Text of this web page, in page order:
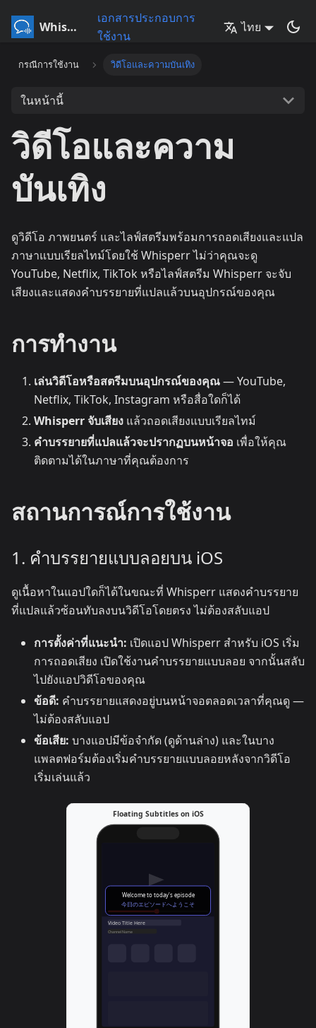
Whisperr
เอกสารประกอบการ
ใช้งาน
ไทย
กรณีการใช้งาน วิดีโอและความบันเทิง
ในหน้านี้
วิดีโอและความ
บันเทิง
ดูวิดีโอ ภาพยนตร์ และไลฟ์สตรีมพร้อมการถอดเสียงและแปล
ภาษาแบบเรียลไทม์โดยใช้ Whisperr ไม่ว่าคุณจะดู
YouTube, Netflix, TikTok หรือไลฟ์สตรีม Whisperr จะจับ
เสียงและแสดงคำบรรยายที่แปลแล้วบนอุปกรณ์ของคุณ
การทำงาน
เล่นวิดีโอหรือสตรีมบนอุปกรณ์ของคุณ— YouTube,
Netflix, TikTok, Instagram หรือสื่อใดก็ได้
Whisperr จับเสียง แล้วถอดเสียงแบบเรียลไทม์
คำบรรยายที่แปลแล้วจะปรากฏบนหน้าจอ เพื่อให้คุณ
ติดตามได้ในภาษาที่คุณต้องการ
สถานการณ์การใช้งาน
1. คำบรรยายแบบลอยบน iOS
ดูเนื้อหาในแอปใดก็ได้ในขณะที่ Whisperr แสดงคำบรรยาย
ที่แปลแล้วซ้อนทับลงบนวิดีโอโดยตรง ไม่ต้องสลับแอป
การตั้งค่าที่แนะนำ: เปิดแอป Whisperr สำหรับ iOS เริ่ม
การถอดเสียง เปิดใช้งานคำบรรยายแบบลอย จากนั้นสลับ
ไปยังแอปวิดีโอของคุณ
ข้อดี: คำบรรยายแสดงอยู่บนหน้าจอตลอดเวลาที่คุณดู —
ไม่ต้องสลับแอป
ข้อเสีย: บางแอปมีข้อจำกัด (ดูด้านล่าง) และในบาง
แพลตฟอร์มต้องเริ่มคำบรรยายแบบลอยหลังจากวิดีโอ
เริ่มเล่นแล้ว